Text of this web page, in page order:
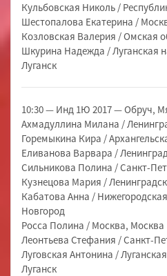
Кульбовская Николь /
Шестопалова Екатерина /
Козловская Валерия / Омская
Шкурина Надежда / Луганская
Луганск
10:30 — Инд 1Ю 2017 — Обруч,
Ахмадуллина Милана /
Горемыкина Кира /
Еливанова Варвара /
Сильникова Полина / Санкт-
Кузнецова Мария /
Кабатова Анна /
Новгород
Росса Полина / Москва, Москва
Леонтьева Стефания / Санкт-
Луговская Антонина /
Луганск